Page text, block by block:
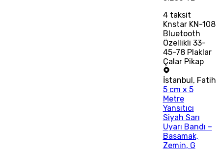
4taksit
Knstar KN-108
Bluetooth
Özellikli 33-
45-78 Plaklar
Çalar Pikap
İstanbul, Fatih
5 cm x 5
Metre
Yansıtıcı
Siyah Sarı
Uyarı Bandı –
Basamak,
Zemin, G